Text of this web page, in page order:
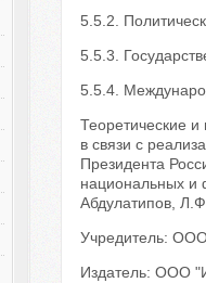
5.5.2.
5.5.3.
5.5.4.
Теоретические
в связи с
Президента
национальных и
Абдулатипов,
Учредитель: ООО
Издатель: ООО